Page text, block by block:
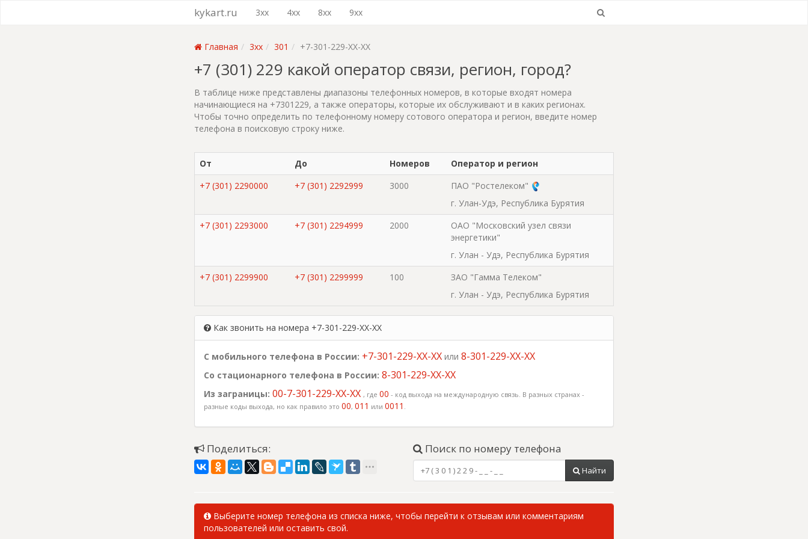
kykart.ru 3xx 4xx 8xx 9xx
Главная 3xx 301 +7-301-229-XX-XX
+7 (301) 229 какой оператор связи, регион, город?
В таблице ниже представлены диапазоны телефонных номеров, в которые входят номера
начинающиеся на +7301229, а также операторы, которые их обслуживают и в каких регионах.
Чтобы точно определить по телефонному номеру сотового оператора и регион, введите номер
телефона в поисковую строку ниже.
От До Номеров
Оператор и регион
+7 (301) 2290000
+7 (301) 2292999 3000
ПАО "Ростелеком"
г. Улан-Удэ, Республика Бурятия
+7 (301) 2293000
+7 (301) 2294999 2000
ОАО "Московский узел связи
энергетики"
г. Улан - Удэ, Республика Бурятия
+7 (301) 2299900
+7 (301) 2299999 100
ЗАО "Гамма Телеком"
г. Улан - Удэ, Республика Бурятия
Как звонить на номера +7-301-229-XX-XX
С мобильного телефона в России: +7-301-229-XX-XX или 8-301-229-XX-XX
Со стационарного телефона в России: 8-301-229-XX-XX
Из заграницы: 00-7-301-229-XX-XX , где 00 - код выхода на международную связь. В разных странах -
разные коды выхода, но как правило это 00, 011 или 0011 .
Поделиться: Поиск по номеру телефона
Найти
Выберите номер телефона из списка ниже, чтобы перейти к отзывам или комментариям
пользователей или оставить свой.